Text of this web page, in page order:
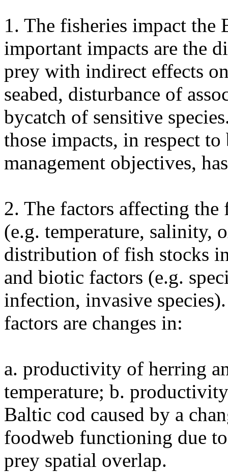
1. The fisheries impact the
important impacts are the
prey with indirect effects
seabed, disturbance of
bycatch of sensitive
those impacts, in respect
management objectives,
2. The factors affecting
(e.g. temperature, salinity,
distribution of fish stocks
and biotic factors (e.g.
infection, invasive
factors are changes in:
a. productivity of herring
temperature; b.
Baltic cod caused by a
foodweb functioning due
prey spatial overlap.